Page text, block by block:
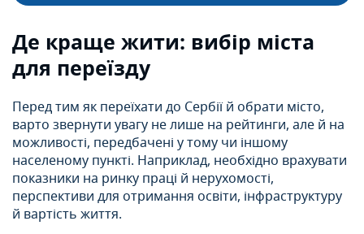
Де краще жити: вибір міста
для переїзду
Перед тим як переїхати до Сербії й обрати місто,
варто звернути увагу не лише на рейтинги, але й на
можливості, передбачені у тому чи іншому
населеному пункті. Наприклад, необхідно врахувати
показники на ринку праці й нерухомості,
перспективи для отримання освіти, інфраструктуру
й вартість життя.